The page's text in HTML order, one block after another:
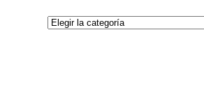
Categorías